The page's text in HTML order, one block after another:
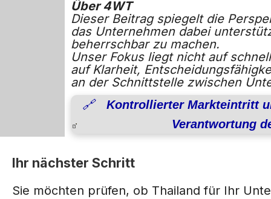
Über 4WT
Dieser Beitrag spiegelt die
das Unternehmen dabei
beherrschbar zu machen.
Unser Fokus liegt nicht auf
auf Klarheit,
an der Schnittstelle zwischen
🔗 Kontrollierter Markteintritt
Verantwortung
Ihr nächster Schritt
Sie möchten prüfen, ob Thailand für Ihr